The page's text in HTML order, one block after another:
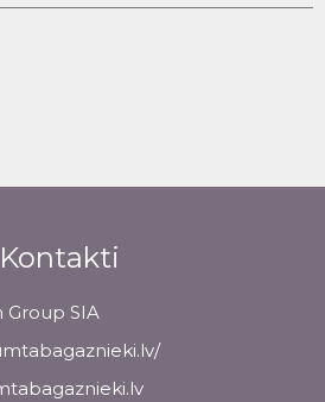
Kontakti
Group SIA